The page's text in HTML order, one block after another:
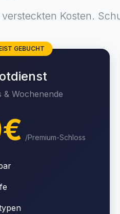
Kosten.
GEBUCHT
& Wochenende
/Premium-Schloss